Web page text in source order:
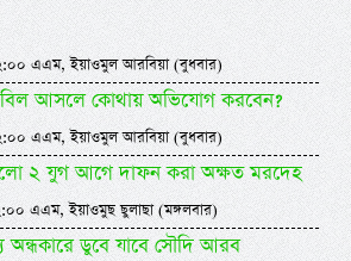
এএম, ইয়াওমুল আরবিয়া (বুধবার)
বিল আসলে কোথায় অভিযোগ করবেন?
এএম, ইয়াওমুল আরবিয়া (বুধবার)
২ যুগ আগে দাফন করা অক্ষত মরদেহ
এএম, ইয়াওমুছ ছুলাছা (মঙ্গলবার)
অন্ধকারে ডুবে যাবে সৌদি আরব